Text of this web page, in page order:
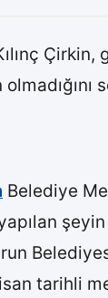
Çirkin,
Belediye
tarihli